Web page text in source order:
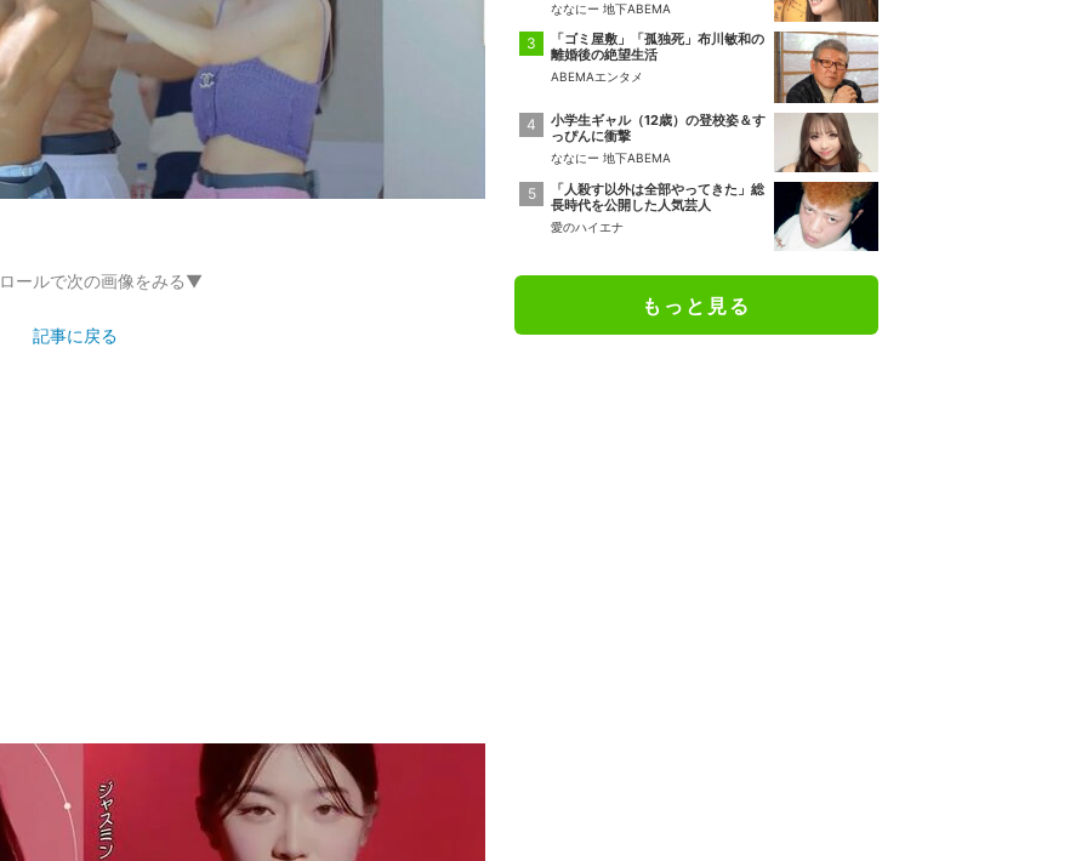
ールで次の画像をみる▼
記事に戻る
ななにー 地下ABEMA
「ゴミ屋敷」「孤独死」布川敏和の
離婚後の絶望生活
ABEMAエンタメ
小学生ギャル（12歳）の登校姿＆す
っぴんに衝撃
ななにー 地下ABEMA
「人殺す以外は全部やってきた」総
長時代を公開した人気芸人
愛のハイエナ
もっと見る